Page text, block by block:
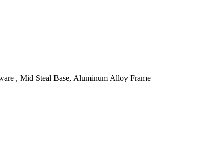
, Mid Steal Base, Aluminum Alloy Frame